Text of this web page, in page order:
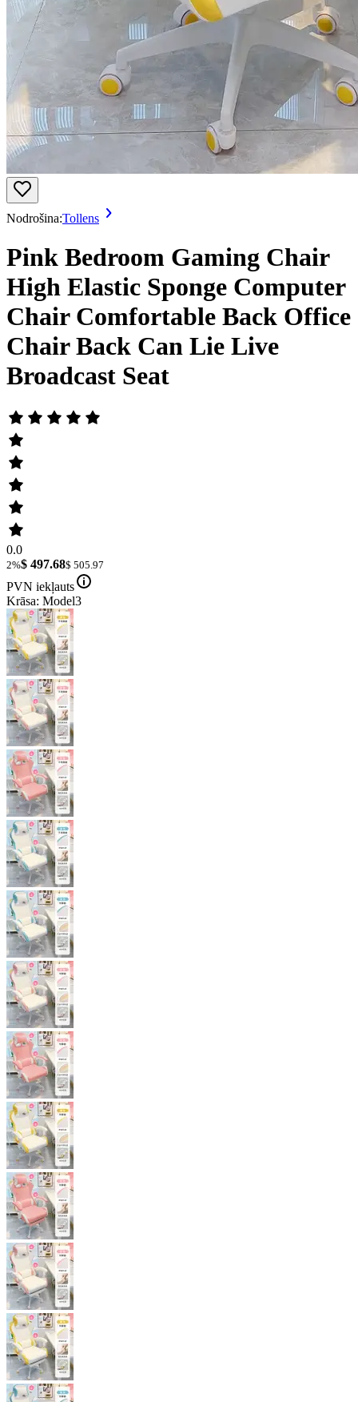
Nodrošina:Tollens
Pink Bedroom Gaming Chair
High Elastic Sponge Computer
Chair Comfortable Back Office
Chair Back Can Lie Live
Broadcast Seat
0.0
2%$ 497.68$ 505.97
PVN iekļauts
Krāsa: Model3